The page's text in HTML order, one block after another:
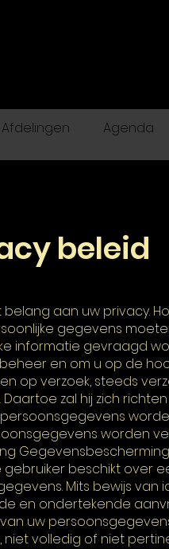
Afdelingen Agenda
beleid
belang aan uw privacy.
gegevens
informatie gevraagd
en om u op de
op verzoek, steeds
zal hij zich
persoonsgegevens
worden
gebruiker beschikt
Mits bewijs van
en ondertekende
uw
niet volledig of niet